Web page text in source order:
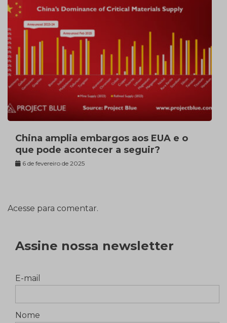
China amplia embargos aos EUA e o
que pode acontecer a seguir?
6 de fevereiro de 2025
Acesse para comentar.
Assine nossa newsletter
E-mail
Nome